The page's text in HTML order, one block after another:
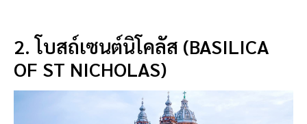
2. โบสถ์เซนต์นิโคลัส (BASILICA
OF ST NICHOLAS)